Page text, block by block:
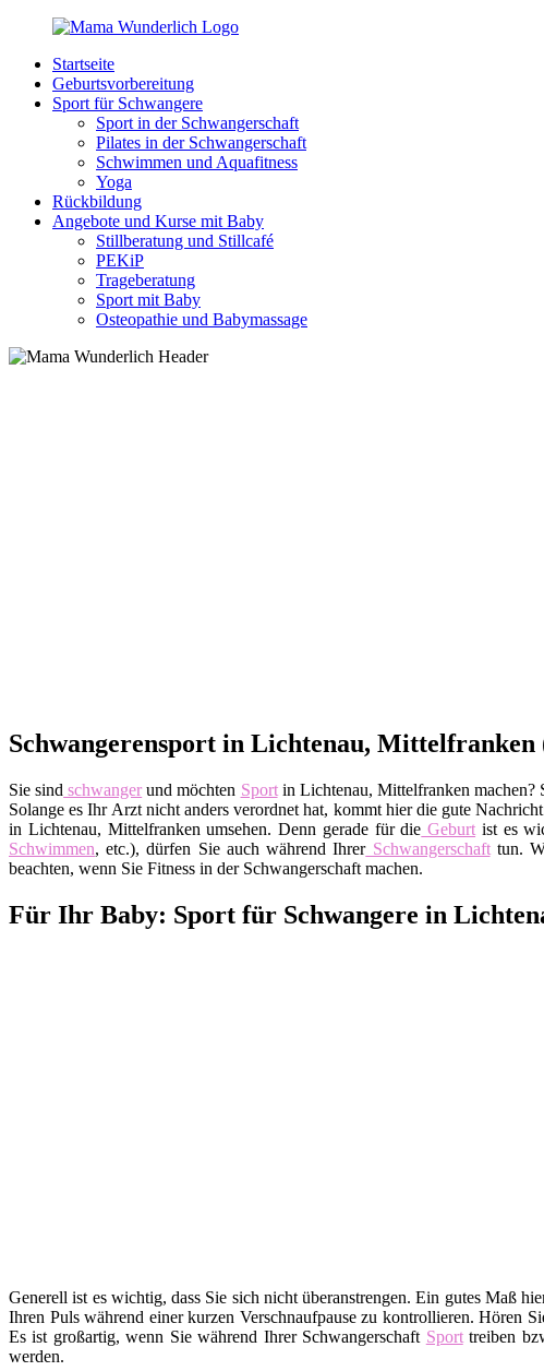
Zurück
Inhalt
MamaWunderlich.de
Mutti
sein
wunderbar!
Startseite
Geburtsvorbereitung
Sport für Schwangere
Sport in der Schwangerschaft
Pilates in der Schwangerschaft
Schwimmen und Aquafitness
Yoga
Rückbildung
Angebote und Kurse mit Baby
Stillberatung und Stillcafé
PEKiP
Trageberatung
Sport mit Baby
Osteopathie und Babymassage
Schwangerensport in Lichtenau, Mittelfranken
Sie sind schwangerund möchten Sportin Lichtenau, Mittelfranken machen?
Solange es Ihr Arzt nicht anders verordnet hat, kommt hier die gute
in Lichtenau, Mittelfranken umsehen. Denn gerade für die Geburt ist es
Schwimmen, etc.), dürfen Sie auch während IhrerSchwangerschafttun.
beachten, wenn Sie Fitness in der Schwangerschaft machen.
Für Ihr Baby: Sport für Schwangere in
Generell ist es wichtig, dass Sie sich nicht überanstrengen. Ein gutes Maß
Ihren Puls während einer kurzen Verschnaufpause zu kontrollieren. Hören
Es ist großartig, wenn Sie während Ihrer Schwangerschaft Sporttreiben
werden.